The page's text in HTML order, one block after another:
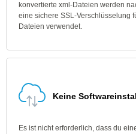
konvertierte xml-Dateien werden
eine sichere SSL-Verschlüsselung
Dateien verwendet.
Keine
Es ist nicht erforderlich, dass du